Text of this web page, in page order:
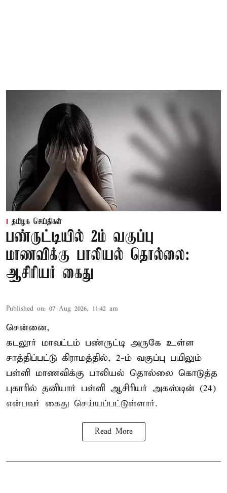
தமிழக செய்திகள்
பண்ருட்டியில் 2ம் வகுப்பு
மாணவிக்கு பாலியல் தொல்லை:
ஆசிரியர் கைது
Published on: 07 Aug 2026, 11:42 am
சென்னை,
கடலூர் மாவட்டம் பண்ருட்டி அருகே உள்ள
சாத்திப்பட்டு கிராமத்தில், 2-ம் வகுப்பு பயிலும்
பள்ளி மாணவிக்கு பாலியல் தொல்லை கொடுத்த
புகாரில் தனியார் பள்ளி ஆசிரியர் அகஸ்டின் (24)
என்பவர் கைது செய்யப்பட்டுள்ளார்.
Read More